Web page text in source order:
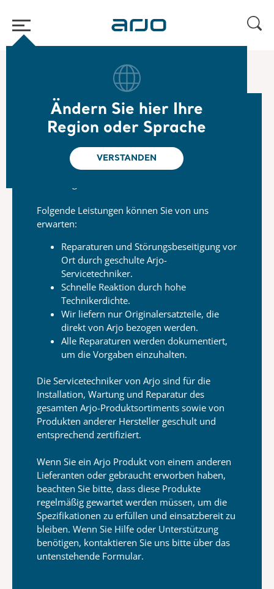
Ändern Sie hier Ihre
Region oder Sprache
VERSTANDEN
Reparaturanfrage​
Reparaturen
​Mit nur wenigen Mausklicks können Sie jetzt
mehr zu Reparaturen erfahren und sie auch
Folgende Leistungen können Sie von uns
erwarten:
Reparaturen und Störungsbeseitigung vor
Ort durch geschulte Arjo-
Servicetechniker.
Schnelle Reaktion durch hohe
Technikerdichte.
Wir liefern nur Originalersatzteile, die
direkt von Arjo bezogen werden.
Alle Reparaturen werden dokumentiert,
um die Vorgaben einzuhalten.
Die Servicetechniker von Arjo sind für die
Installation, Wartung und Reparatur des
gesamten Arjo-Produktsortiments sowie von
Produkten anderer Hersteller geschult und
entsprechend zertifiziert.
Wenn Sie ein Arjo Produkt von einem anderen
Lieferanten oder gebraucht erworben haben,
beachten Sie bitte, dass diese Produkte
regelmäßig gewartet werden müssen, um die
Spezifikationen zu erfüllen und einsatzbereit zu
bleiben. Wenn Sie Hilfe oder Unterstützung
benötigen, kontaktieren Sie uns bitte über das
untenstehende Formular.